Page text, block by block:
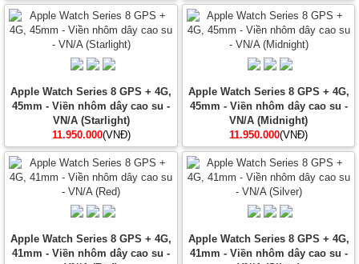
Apple Watch Series 8 GPS + 4G,
45mm - Viền nhôm dây cao su -
VN/A (Starlight)
11.950.000(VNĐ)
Apple Watch Series 8 GPS + 4G,
45mm - Viền nhôm dây cao su -
VN/A (Midnight)
11.950.000(VNĐ)
Apple Watch Series 8 GPS + 4G,
41mm - Viền nhôm dây cao su -
Apple Watch Series 8 GPS + 4G,
41mm - Viền nhôm dây cao su -